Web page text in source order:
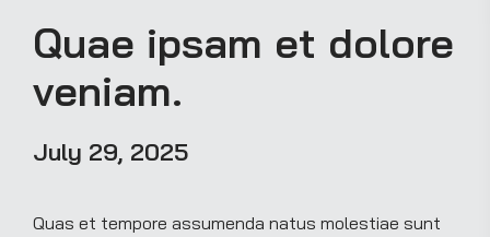
Quae ipsam et dolore
veniam.
July 29, 2025
Quas et tempore assumenda natus molestiae sunt